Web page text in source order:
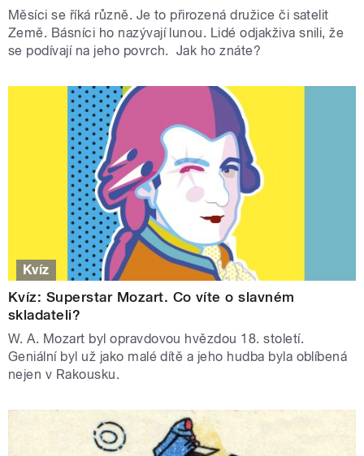
Měsíci se říká různě. Je to přirozená družice či satelit
Země. Básníci ho nazývají lunou. Lidé odjakživa snili, že
se podívají na jeho povrch. Jak ho znáte?
Kvíz
Kvíz: Superstar Mozart. Co víte o slavném
skladateli?
W. A. Mozart byl opravdovou hvězdou 18. století.
Geniální byl už jako malé dítě a jeho hudba byla oblíbená
nejen v Rakousku.